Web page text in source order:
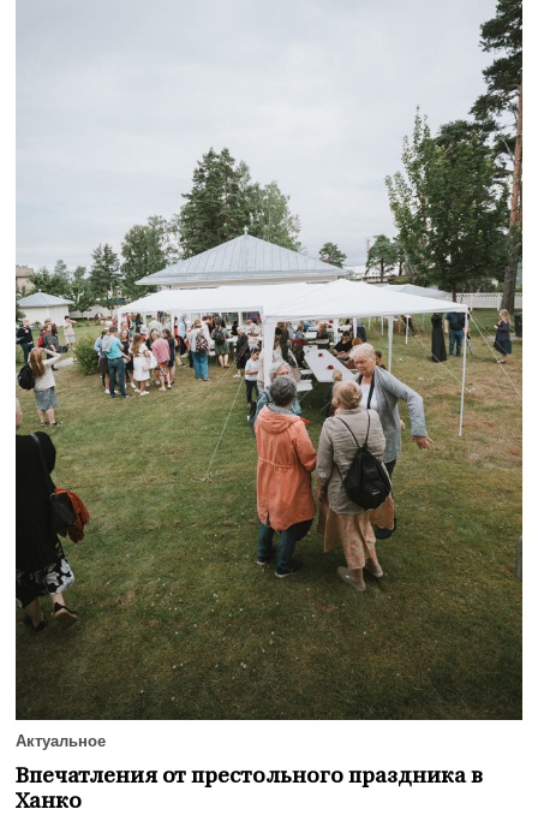
Актуальное
Впечатления от престольного праздника в
Ханко